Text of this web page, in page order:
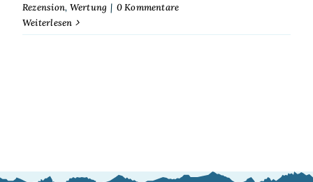
Rezension, Wertung | 0 Kommentare
Weiterlesen